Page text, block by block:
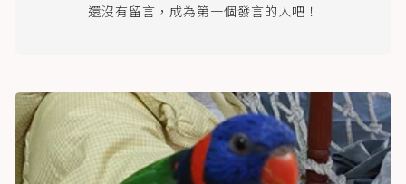
還沒有留言，成為第一個發言的人吧！